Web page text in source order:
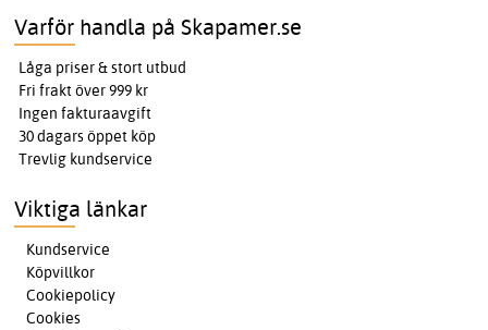
Varför handla på Skapamer.se
Låga priser & stort utbud
Fri frakt över 999 kr
Ingen fakturaavgift
30 dagars öppet köp
Trevlig kundservice
Viktiga länkar
Kundservice
Köpvillkor
Cookiepolicy
Cookies